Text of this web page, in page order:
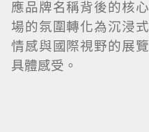
應品牌名稱背後的核
場的氛圍轉化為沉浸
情感與國際視野的展
具體感受。